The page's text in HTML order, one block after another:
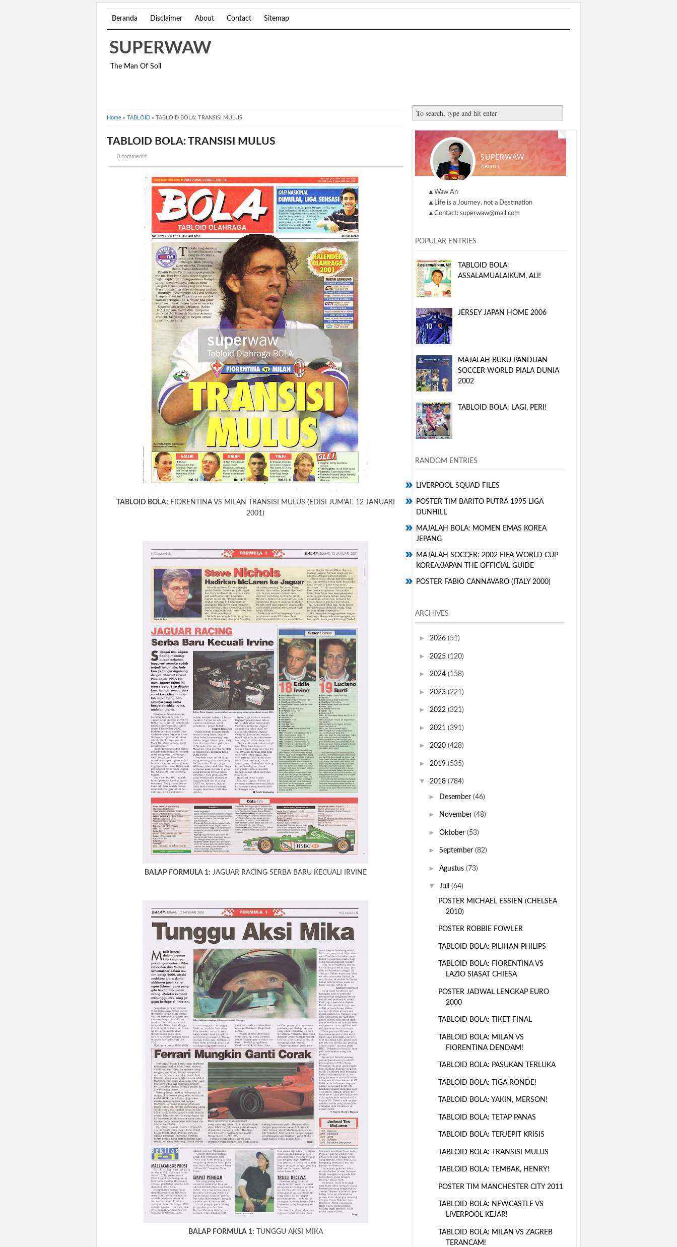
Beranda Disclaimer About Contact Sitemap
SUPERWAW
The Man Of Soil
Home » TABLOID » TABLOID BOLA: TRANSISI MULUS
TABLOID BOLA: TRANSISI MULUS
0 comments
TABLOID BOLA: FIORENTINA VS MILAN TRANSISI MULUS (EDISI JUM'AT, 12 JANUARI
2001)
BALAP FORMULA 1: JAGUAR RACING SERBA BARU KECUALI IRVINE
BALAP FORMULA 1: TUNGGU AKSI MIKA
SUPERWAW
ABOUT
▲Waw An
▲Life is a Journey, not a Destination
▲Contact: superwaw@mail.com
POPULAR ENTRIES
TABLOID BOLA:
ASSALAMUALAIKUM, ALI!
JERSEY JAPAN HOME 2006
MAJALAH BUKU PANDUAN
SOCCER WORLD PIALA DUNIA
2002
TABLOID BOLA: LAGI, PERI!
RANDOM ENTRIES
LIVERPOOL SQUAD FILES
POSTER TIM BARITO PUTRA 1995 LIGA
DUNHILL
MAJALAH BOLA: MOMEN EMAS KOREA
JEPANG
MAJALAH SOCCER: 2002 FIFA WORLD CUP
KOREA/JAPAN THE OFFICIAL GUIDE
POSTER FABIO CANNAVARO (ITALY 2000)
ARCHIVES
► 2026 (51)
► 2025 (120)
► 2024 (158)
► 2023 (221)
► 2022 (321)
► 2021 (391)
► 2020 (428)
► 2019 (535)
▼ 2018 (784)
► Desember (46)
► November (48)
► Oktober (53)
► September (82)
► Agustus (73)
▼ Juli (64)
POSTER MICHAEL ESSIEN (CHELSEA
2010)
POSTER ROBBIE FOWLER
TABLOID BOLA: PILIHAN PHILIPS
TABLOID BOLA: FIORENTINA VS
LAZIO SIASAT CHIESA
POSTER JADWAL LENGKAP EURO
2000
TABLOID BOLA: TIKET FINAL
TABLOID BOLA: MILAN VS
FIORENTINA DENDAM!
TABLOID BOLA: PASUKAN TERLUKA
TABLOID BOLA: TIGA RONDE!
TABLOID BOLA: YAKIN, MERSON!
TABLOID BOLA: TETAP PANAS
TABLOID BOLA: TERJEPIT KRISIS
TABLOID BOLA: TRANSISI MULUS
TABLOID BOLA: TEMBAK, HENRY!
POSTER TIM MANCHESTER CITY 2011
TABLOID BOLA: NEWCASTLE VS
LIVERPOOL KEJAR!
TABLOID BOLA: MILAN VS ZAGREB
TERANCAM!